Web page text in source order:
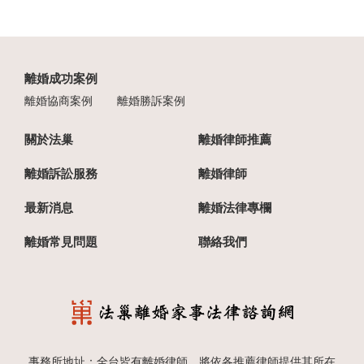
離婚成功案例
離婚協商案例 離婚勝訴案例
關於法巢 離婚律師推薦
離婚訴訟服務 離婚律師
最新消息 離婚法律專欄
離婚常見問題 聯絡我們